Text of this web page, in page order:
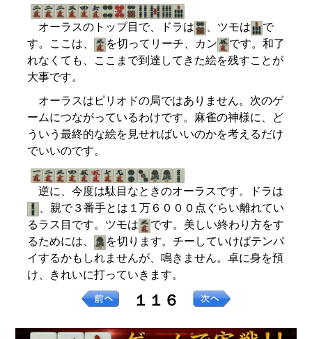
オーラスのトップ目で、ドラは 、ツモは
で
す。ここは、
を切ってリーチ、カン
です。和了
れなくても、ここまで到達してきた絵を残すことが
大事です。
オーラスはピリオドの局ではありません。次のゲ
ームにつながっているわけです。麻雀の神様に、ど
ういう最終的な絵を見せればいいのかを考えるだけ
でいいのです。
逆に、今度は駄目なときのオーラスです。ドラは
、親で３番手とは１万６０００点ぐらい離れてい
るラス目です。ツモは
です。美しい終わり方をす
るためには、
を切ります。チーしていけばテンパ
イするかもしれませんが、鳴きません。卓に身を預
け、きれいに打っていきます。
１１６